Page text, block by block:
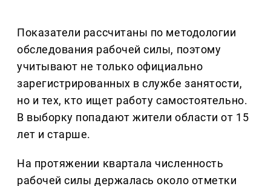
Показатели рассчитаны по методологии
обследования рабочей силы, поэтому
учитывают не только официально
зарегистрированных в службе занятости,
но и тех, кто ищет работу самостоятельно.
В выборку попадают жители области от 15
лет и старше.
На протяжении квартала численность
рабочей силы держалась около отметки